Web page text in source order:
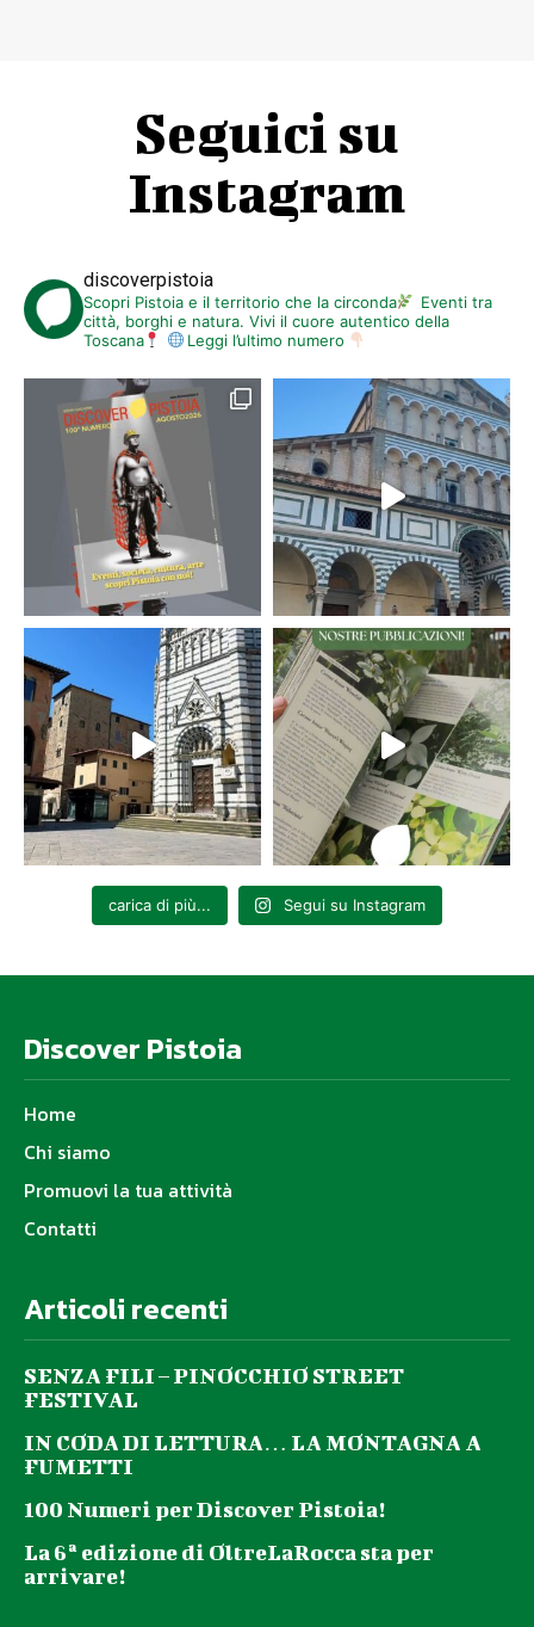
Seguici su
Instagram
discoverpistoia
Scopri Pistoia e il territorio che la circonda
Eventi tra
città, borghi e natura. Vivi il cuore autentico della
Toscana
Leggi l’ultimo numero
carica di più... Segui su Instagram
Discover Pistoia
Home
Chi siamo
Promuovi la tua attività
Contatti
Articoli recenti
SENZA FILI – PINOCCHIO STREET
FESTIVAL
IN CODA DI LETTURA… LA MONTAGNA A
FUMETTI
100 Numeri per Discover Pistoia!
La 6ª edizione di OltreLaRocca sta per
arrivare!